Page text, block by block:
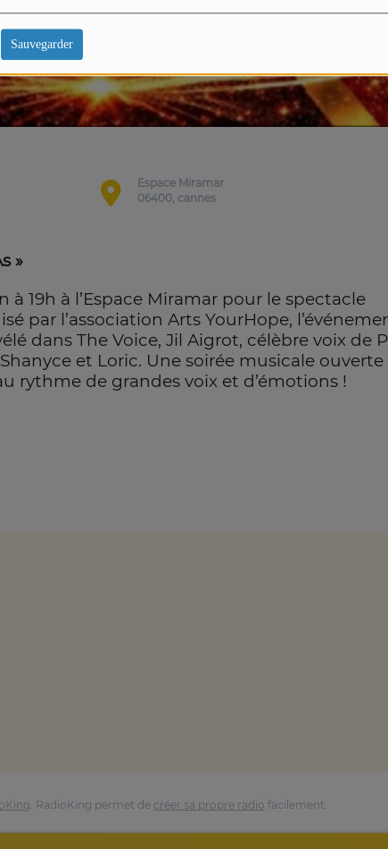
Sauvegarder
Espace Miramar
06400, cannes
»
à 19h à l’Espace Miramar pour le spectacle
par l’association Arts YourHope,
dans The Voice, Jil Aigrot, célèbre voix de
et Loric. Une soirée musicale ouverte
rythme de grandes voix et d’émotions !
. RadioKing permet de créer sa propre radio facilement.